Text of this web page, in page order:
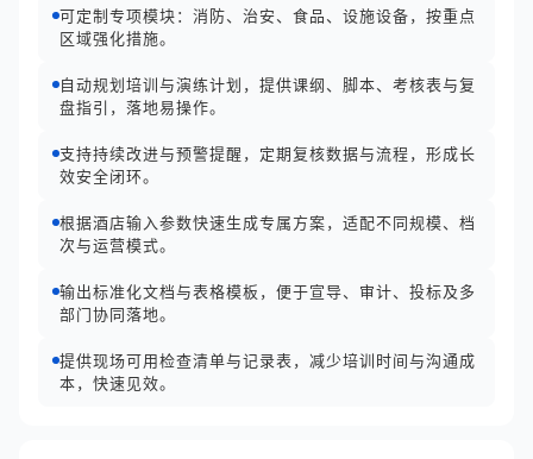
可定制专项模块：消防、治安、食品、设施设备，按重点
区域强化措施。
自动规划培训与演练计划，提供课纲、脚本、考核表与复
盘指引，落地易操作。
支持持续改进与预警提醒，定期复核数据与流程，形成长
效安全闭环。
根据酒店输入参数快速生成专属方案，适配不同规模、档
次与运营模式。
输出标准化文档与表格模板，便于宣导、审计、投标及多
部门协同落地。
提供现场可用检查清单与记录表，减少培训时间与沟通成
本，快速见效。